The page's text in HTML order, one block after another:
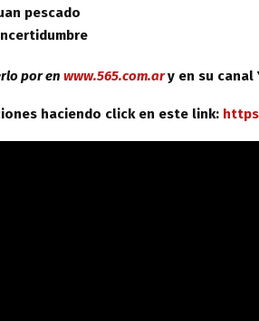
pescado
por en www.565.com.ary en su canal
haciendo click en este link: